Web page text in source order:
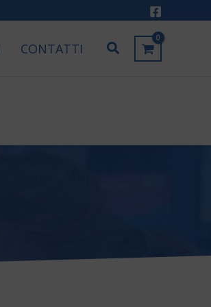
CONTATTI Cerca